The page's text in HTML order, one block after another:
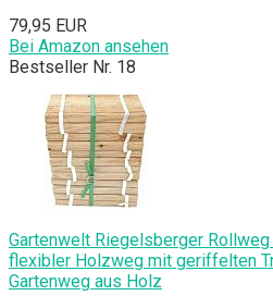
79,95 EUR
Bei Amazon ansehen
Bestseller Nr. 18
Gartenwelt Riegelsberger
flexibler Holzweg mit geriffelten
Gartenweg aus Holz